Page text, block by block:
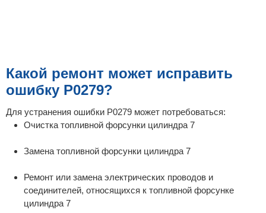
Какой ремонт может исправить
ошибку P0279?
Для устранения ошибки P0279 может потребоваться:
Очистка топливной форсунки цилиндра 7
Замена топливной форсунки цилиндра 7
Ремонт или замена электрических проводов и
соединителей, относящихся к топливной форсунке
цилиндра 7